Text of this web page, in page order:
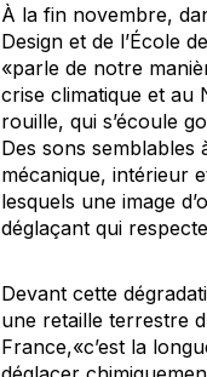
À la fin novembre,
Design et de l’École
«parle de notre
crise climatique et au
rouille, qui s’écoule
Des sons
mécanique, intérieur
lesquels une image
déglaçant qui
Devant cette
une retaille terrestre
France,«c’est la